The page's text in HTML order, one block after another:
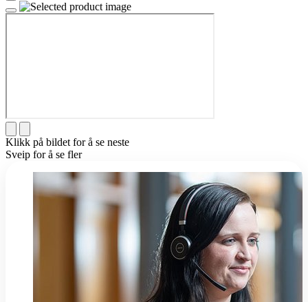
Klikk på bildet for å se neste
Sveip for å se fler